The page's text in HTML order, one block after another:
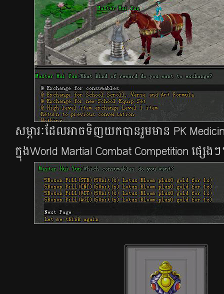
សម្ភារៈដែលអាចទិញយកបានរួមមាន PK
ក្នុង​World Martial Combat Competition ផ្សេង